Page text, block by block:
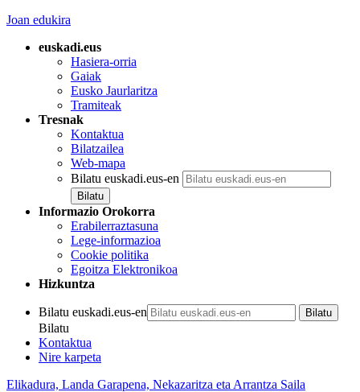
Joan edukira
euskadi.eus
Hasiera-orria
Gaiak
Eusko Jaurlaritza
Tramiteak
Tresnak
Kontaktua
Bilatzailea
Web-mapa
Bilatu euskadi.eus-en
Informazio Orokorra
Erabilerraztasuna
Lege-informazioa
Cookie politika
Egoitza Elektronikoa
Hizkuntza
Bilatu euskadi.eus-en
Bilatu
Kontaktua
Nire karpeta
Elikadura, Landa Garapena, Nekazaritza eta Arrantza Saila